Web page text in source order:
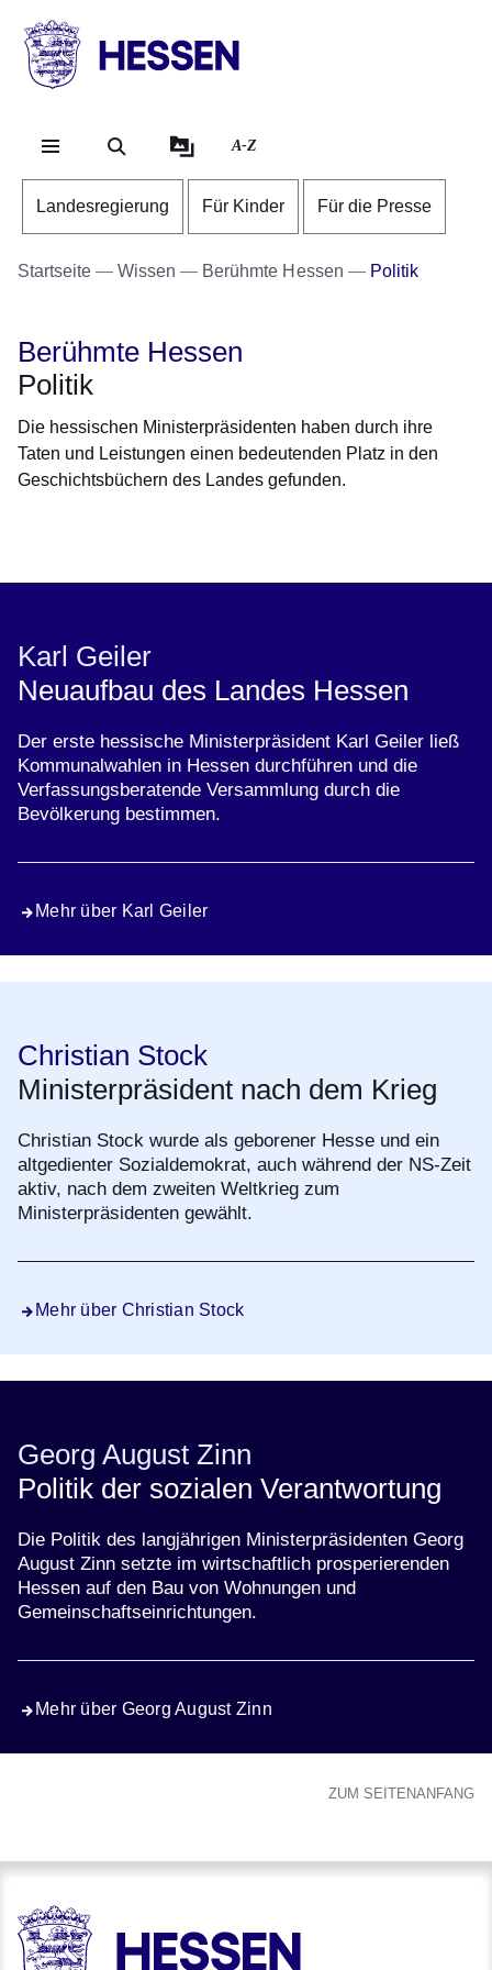
HESSEN
Landesregierung
A-Z
Landesregierung Für Kinder Für die Presse
Startseite Wissen Berühmte Hessen Politik
Berühmte Hessen
Politik
Die hessischen Ministerpräsidenten haben durch ihre
Taten und Leistungen einen bedeutenden Platz in den
Geschichtsbüchern des Landes gefunden.
Karl Geiler
Neuaufbau des Landes Hessen
Der erste hessische Ministerpräsident Karl Geiler ließ
Kommunalwahlen in Hessen durchführen und die
Verfassungsberatende Versammlung durch die
Bevölkerung bestimmen.
Mehr über Karl Geiler
Christian Stock
Ministerpräsident nach dem Krieg
Christian Stock wurde als geborener Hesse und ein
altgedienter Sozialdemokrat, auch während der NS-Zeit
aktiv, nach dem zweiten Weltkrieg zum
Ministerpräsidenten gewählt.
Mehr über Christian Stock
Georg August Zinn
Politik der sozialen Verantwortung
Die Politik des langjährigen Ministerpräsidenten Georg
August Zinn setzte im wirtschaftlich prosperierenden
Hessen auf den Bau von Wohnungen und
Gemeinschaftseinrichtungen.
Mehr über Georg August Zinn
ZUM SEITENANFANG